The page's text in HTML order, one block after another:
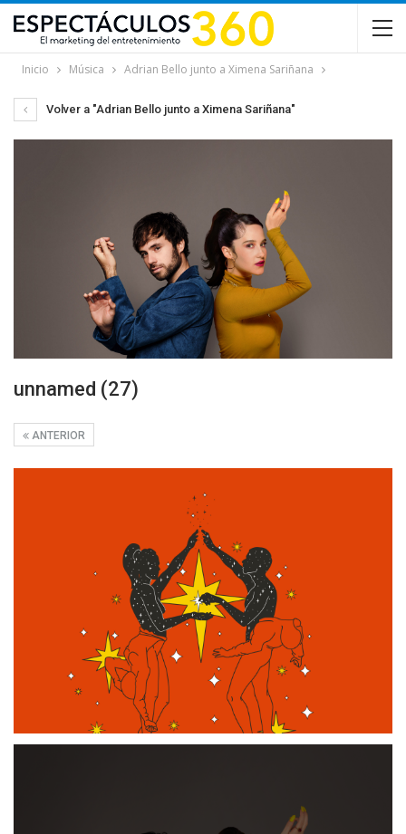
Inicio Música Adrian Bello junto a Ximena Sariñana
Volver a "Adrian Bello junto a Ximena Sariñana"
unnamed (27)
ANTERIOR